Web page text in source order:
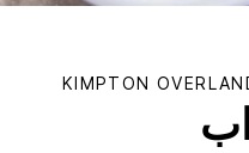
KIMPTON